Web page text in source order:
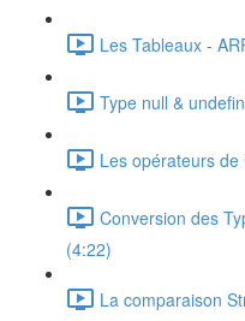
Les Tableaux -
Type null &
Les opérateurs
Conversion des
(4:22)
La comparaison